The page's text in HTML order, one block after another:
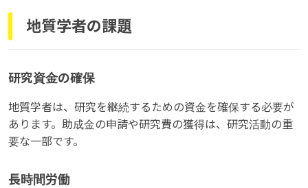
地質学者の課題
研究資金の確保
地質学者は、研究を継続するための資金を確保する必要が
あります。助成金の申請や研究費の獲得は、研究活動の重
要な一部です。
長時間労働